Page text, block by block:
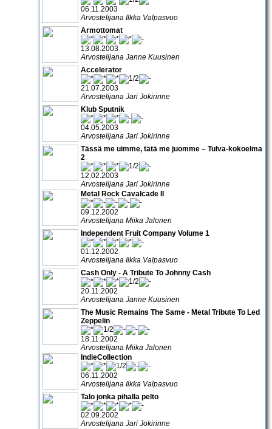
06.11.2003
Arvostelijana Ilkka Valpasvuo
Armottomat
13.08.2003
Arvostelijana Janne Kuusinen
Accelerator
21.07.2003
Arvostelijana Jari Jokirinne
Klub Sputnik
04.05.2003
Arvostelijana Jari Jokirinne
Tässä me uimme, tätä me juomme – Tulva-kokoelma
2
12.02.2003
Arvostelijana Jari Jokirinne
Metal Rock Cavalcade II
09.12.2002
Arvostelijana Miika Jalonen
Independent Fruit Company Volume 1
01.12.2002
Arvostelijana Ilkka Valpasvuo
Cash Only - A Tribute To Johnny Cash
20.11.2002
Arvostelijana Janne Kuusinen
The Music Remains The Same - Metal Tribute To Led
Zeppelin
18.11.2002
Arvostelijana Miika Jalonen
IndieCollection
06.11.2002
Arvostelijana Ilkka Valpasvuo
Talo jonka pihalla pelto
02.09.2002
Arvostelijana Jari Jokirinne